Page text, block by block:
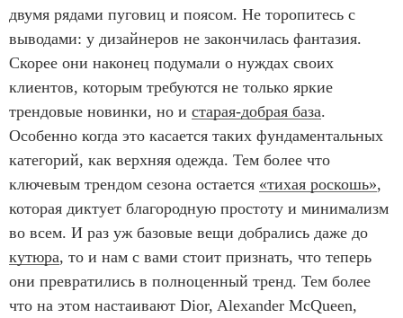
двумя рядами пуговиц и поясом. Не торопитесь с
выводами: у дизайнеров не закончилась фантазия.
Скорее они наконец подумали о нуждах своих
клиентов, которым требуются не только яркие
трендовые новинки, но и старая-добрая база.
Особенно когда это касается таких фундаментальных
категорий, как верхняя одежда. Тем более что
ключевым трендом сезона остается «тихая роскошь»,
которая диктует благородную простоту и минимализм
во всем. И раз уж базовые вещи добрались даже до
кутюра, то и нам с вами стоит признать, что теперь
они превратились в полноценный тренд. Тем более
что на этом настаивают Dior, Alexander McQueen,